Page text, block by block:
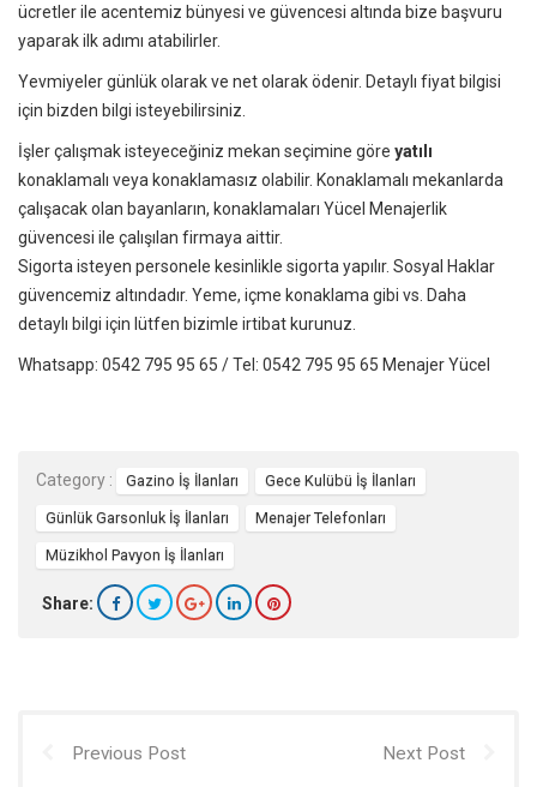
ücretler ile acentemiz bünyesi ve güvencesi altında bize başvuru
yaparak ilk adımı atabilirler.
Yevmiyeler günlük olarak ve net olarak ödenir. Detaylı fiyat bilgisi
için bizden bilgi isteyebilirsiniz.
İşler çalışmak isteyeceğiniz mekan seçimine göre yatılı
konaklamalı veya konaklamasız olabilir. Konaklamalı mekanlarda
çalışacak olan bayanların, konaklamaları Yücel Menajerlik
güvencesi ile çalışılan firmaya aittir.
Sigorta isteyen personele kesinlikle sigorta yapılır. Sosyal Haklar
güvencemiz altındadır. Yeme, içme konaklama gibi vs. Daha
detaylı bilgi için lütfen bizimle irtibat kurunuz.
Whatsapp: 0542 795 95 65 / Tel: 0542 795 95 65 Menajer Yücel
Category : Gazino İş İlanları Gece Kulübü İş İlanları
Günlük Garsonluk İş İlanları Menajer Telefonları
Müzikhol Pavyon İş İlanları
Share:
Previous Post Next Post